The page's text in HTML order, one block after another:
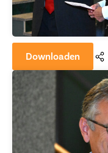
Downloaden